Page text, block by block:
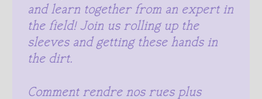
and learn together from an expert in
the field! Join us rolling up the
sleeves and getting these hands in
the dirt.
Comment rendre nos rues plus